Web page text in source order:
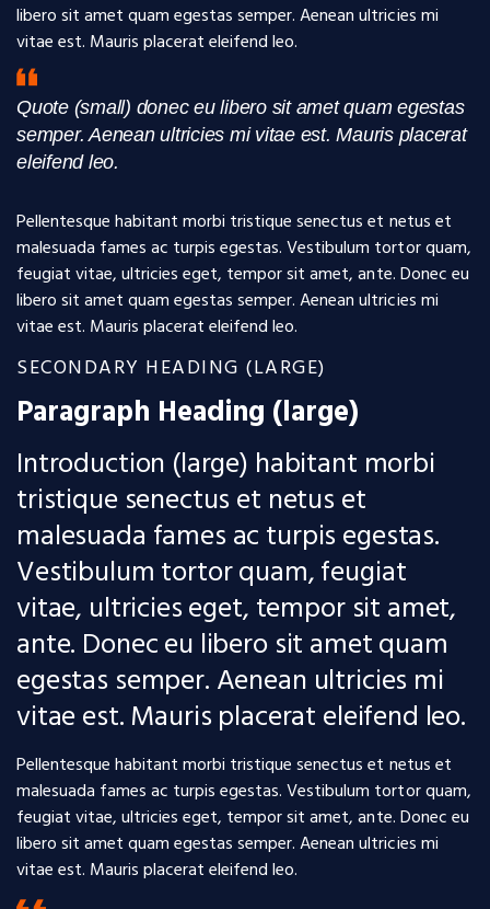
libero sit amet quam egestas semper. Aenean ultricies mi
vitae est. Mauris placerat eleifend leo.
Quote (small) donec eu libero sit amet quam egestas
semper. Aenean ultricies mi vitae est. Mauris placerat
eleifend leo.
Pellentesque habitant morbi tristique senectus et netus et
malesuada fames ac turpis egestas. Vestibulum tortor quam,
feugiat vitae, ultricies eget, tempor sit amet, ante. Donec eu
libero sit amet quam egestas semper. Aenean ultricies mi
vitae est. Mauris placerat eleifend leo.
SECONDARY HEADING (LARGE)
Paragraph Heading (large)
Introduction (large) habitant morbi
tristique senectus et netus et
malesuada fames ac turpis egestas.
Vestibulum tortor quam, feugiat
vitae, ultricies eget, tempor sit amet,
ante. Donec eu libero sit amet quam
egestas semper. Aenean ultricies mi
vitae est. Mauris placerat eleifend leo.
Pellentesque habitant morbi tristique senectus et netus et
malesuada fames ac turpis egestas. Vestibulum tortor quam,
feugiat vitae, ultricies eget, tempor sit amet, ante. Donec eu
libero sit amet quam egestas semper. Aenean ultricies mi
vitae est. Mauris placerat eleifend leo.